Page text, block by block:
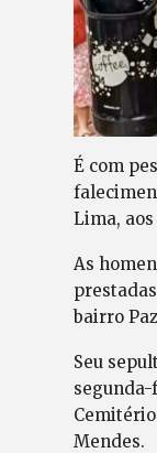
É com
Lima, aos
As
bairro
Seu
segunda-
Mendes.